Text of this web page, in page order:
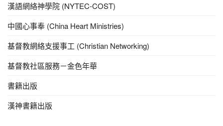
漢語網絡神學院 (NYTEC-COST)
中國心事奉 (China Heart Ministries)
基督教網絡支援事工 (Christian Networking)
基督教社區服務－金色年華
書籍出版
漢神書籍出版